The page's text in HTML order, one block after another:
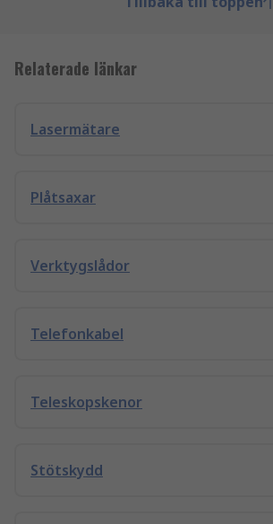
Relaterade länkar
Lasermätare
Plåtsaxar
Verktygslådor
Telefonkabel
Teleskopskenor
Stötskydd